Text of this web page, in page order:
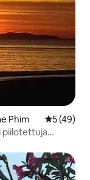
Phim
5 (49)